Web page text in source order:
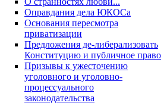
Оправдания дела ЮКОСа
Основания пересмотра
приватизации
Предложения де-либерализовать
Конституцию и публичное право
Призывы к ужесточению
уголовного и уголовно-
процессуального
законодательства